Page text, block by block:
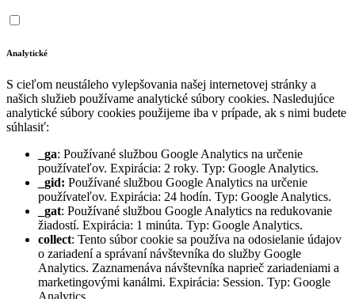
Analytické
S cieľom neustáleho vylepšovania našej internetovej stránky a
našich služieb používame analytické súbory cookies. Nasledujúce
analytické súbory cookies použijeme iba v prípade, ak s nimi budete
súhlasiť:
_ga: Používané službou Google Analytics na určenie
používateľov. Expirácia: 2 roky. Typ: Google Analytics.
_gid: Používané službou Google Analytics na určenie
používateľov. Expirácia: 24 hodín. Typ: Google Analytics.
_gat: Používané službou Google Analytics na redukovanie
žiadostí. Expirácia: 1 minúta. Typ: Google Analytics.
collect: Tento súbor cookie sa používa na odosielanie údajov
o zariadení a správaní návštevníka do služby Google
Analytics. Zaznamenáva návštevníka naprieč zariadeniami a
marketingovými kanálmi. Expirácia: Session. Typ: Google
Analytics.